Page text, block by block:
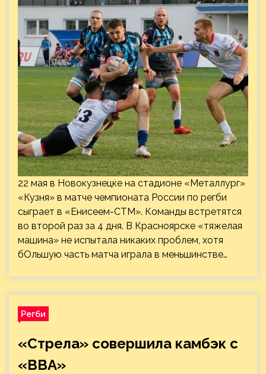
22 мая в Новокузнецке на стадионе «Металлург»
«Кузня» в матче чемпионата России по регби
сыграет в «Енисеем-СТМ». Команды встретятся
во второй раз за 4 дня. В Красноярске «тяжелая
машина» не испытала никаких проблем, хотя
бОльшую часть матча играла в меньшинстве…
Регби
«Стрела» совершила камбэк с
«ВВА»